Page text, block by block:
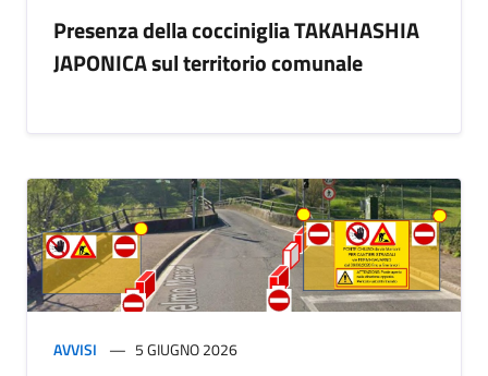
Presenza della cocciniglia TAKAHASHIA
JAPONICA sul territorio comunale
AVVISI 5 GIUGNO 2026